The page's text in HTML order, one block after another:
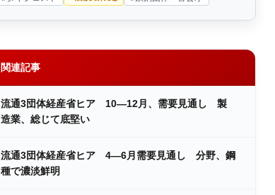
関連記事
流通3団体経産省ヒア 10―12月、需要見通し 製
造業、総じて底堅い
流通3団体経産省ヒア 4―6月需要見通し 分野、鋼
種で濃淡鮮明